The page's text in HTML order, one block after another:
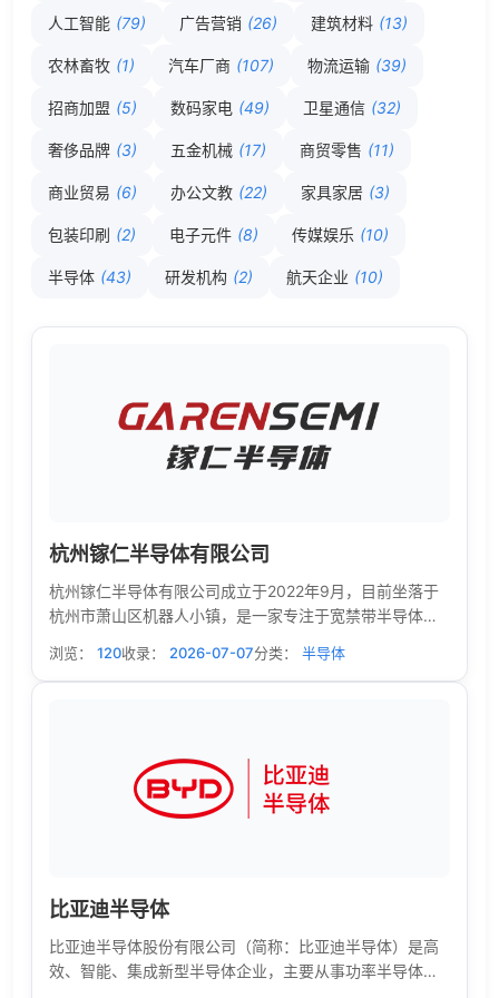
人工智能 (79) 广告营销 (26) 建筑材料 (13)
农林畜牧 (1) 汽车厂商 (107) 物流运输 (39)
招商加盟 (5) 数码家电 (49) 卫星通信 (32)
奢侈品牌 (3) 五金机械 (17) 商贸零售 (11)
商业贸易 (6) 办公文教 (22) 家具家居 (3)
包装印刷 (2) 电子元件 (8) 传媒娱乐 (10)
半导体 (43) 研发机构 (2) 航天企业 (10)
杭州镓仁半导体有限公司
杭州镓仁半导体有限公司成立于2022年9月，目前坐落于
杭州市萧山区机器人小镇，是一家专注于宽禁带半导体材
企业。
浏览： 120收录： 2026-07-07分类： 半导体
比亚迪半导体
比亚迪半导体股份有限公司（简称：比亚迪半导体）是高
效、智能、集成新型半导体企业，主要从事功率半导体、